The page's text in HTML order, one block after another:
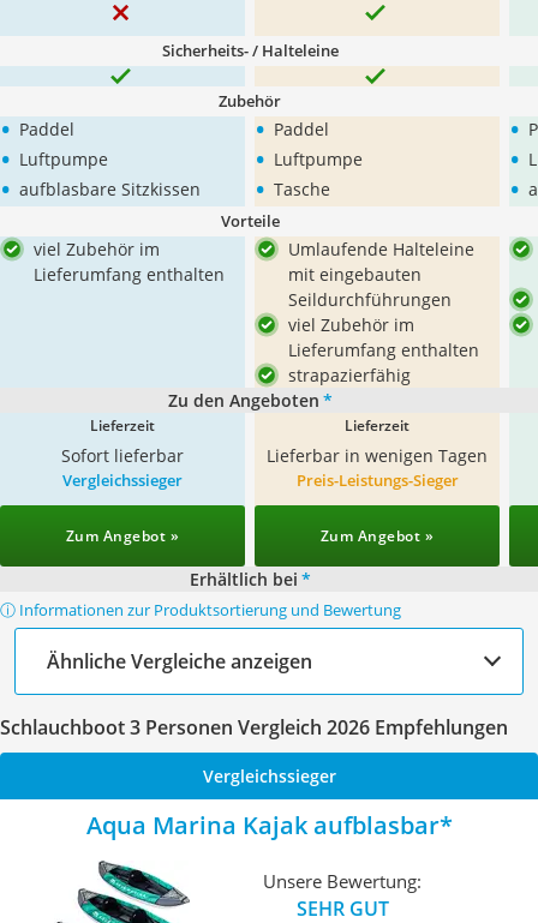
Sicherheits- / Halteleine
Zubehör
• Paddel
• Luftpumpe
• aufblasbare Sitzkissen
• Paddel
• Luftpumpe
• Tasche
•
•
•
Vorteile
viel Zubehör im
Lieferumfang enthalten
Umlaufende Halteleine
mit eingebauten
Seildurchführungen
viel Zubehör im
Lieferumfang enthalten
strapazierfähig
Zu den Angeboten *
Lieferzeit
Sofort lieferbar
Lieferzeit
Lieferbar in wenigen Tagen
Vergleichssieger
Zum Angebot »
Preis-Leistungs-Sieger
Zum Angebot »
Erhältlich bei *
ⓘ Informationen zur Produktsortierung und Bewertung
Ähnliche Vergleiche anzeigen
Schlauchboot 3 Personen Vergleich 2026 Empfehlungen
Vergleichssieger
Aqua Marina Kajak aufblasbar
Unsere Bewertung:
SEHR GUT